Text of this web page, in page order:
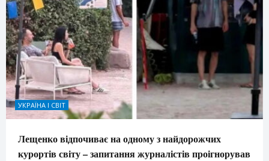
УКРАЇНА І СВІТ
Лещенко відпочиває на одному з найдорожчих
курортів світу – запитання журналістів проігнорував